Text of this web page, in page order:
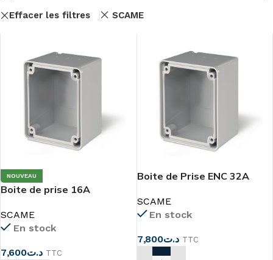
Effacer les filtres SCAME
NOUVEAU
Boite de prise 16A
SCAME
En stock
د.ت7,600 TTC
Boite de Prise ENC 32A
SCAME
En stock
د.ت7,800 TTC